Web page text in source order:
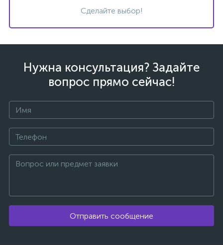
Сделайте выбор!
Нужна консультация? Задайте
вопрос прямо сейчас!
Отправить сообщение